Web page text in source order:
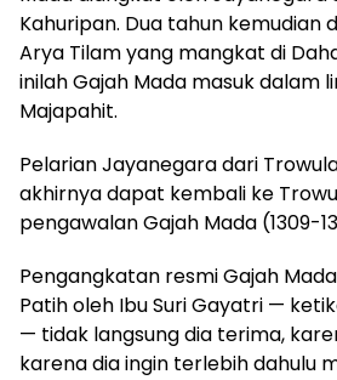
Kahuripan. Dua tahun kemudian
Arya Tilam yang mangkat di
inilah Gajah Mada masuk dalam
Majapahit.
Pelarian Jayanegara dari
akhirnya dapat kembali ke
pengawalan Gajah Mada (1309-
Pengangkatan resmi Gajah
Patih oleh Ibu Suri Gayatri —
— tidak langsung dia terima,
karena dia ingin terlebih dahulu